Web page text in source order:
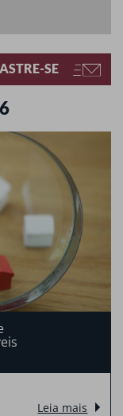
SE
Leia mais